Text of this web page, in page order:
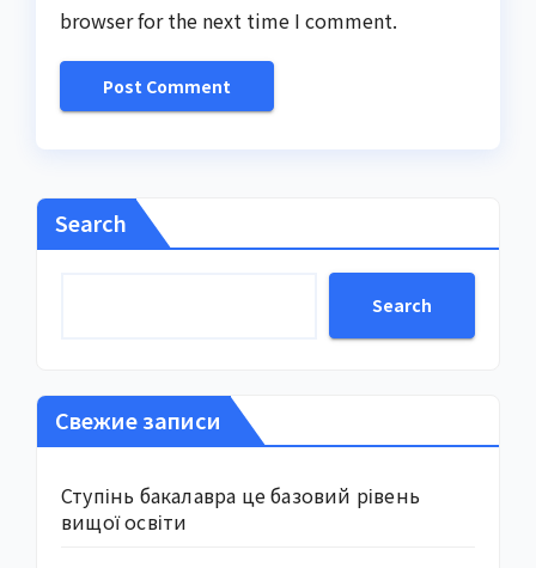
browser for the next time I comment.
Search
Search
Свежие записи
Ступінь бакалавра це базовий рівень
вищої освіти